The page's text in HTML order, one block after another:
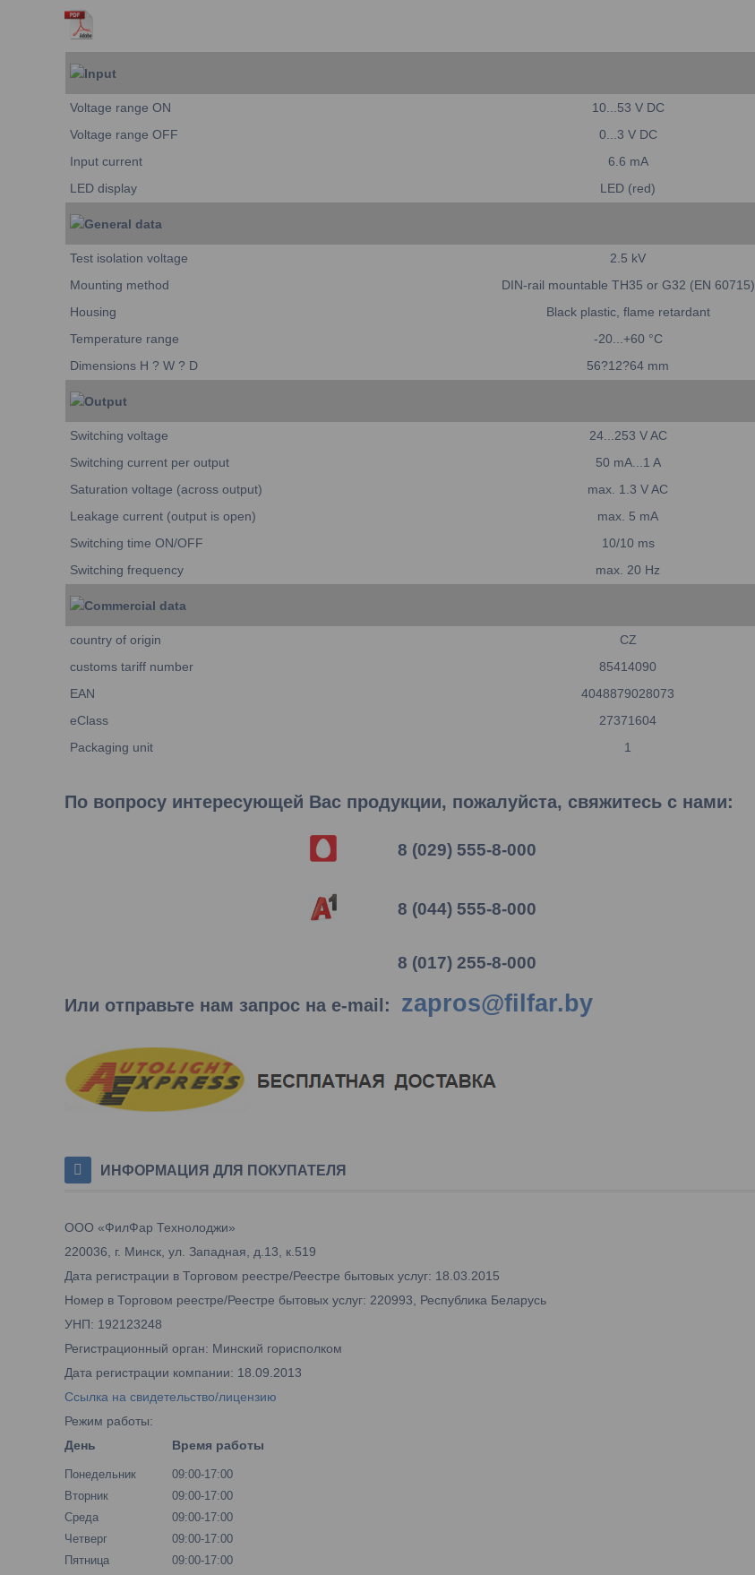
Input
Voltage range ON
10...53 V DC
Voltage range OFF
0...3 V DC
Input current
6.6 mA
LED display
LED (red)
General data
Test isolation voltage
2.5 kV
Mounting method
DIN-rail mountable TH35 or G32 (EN 60715)
Housing
Black plastic, flame retardant
Temperature range
-20...+60 °C
Dimensions H ? W ? D
56?12?64 mm
Output
Switching voltage
24...253 V AC
Switching current per output
50 mA...1 A
Saturation voltage (across output)
max. 1.3 V AC
Leakage current (output is open)
max. 5 mA
Switching time ON/OFF
10/10 ms
Switching frequency
max. 20 Hz
Commercial data
country of origin
CZ
customs tariff number
85414090
EAN
4048879028073
eClass
27371604
Packaging unit
1
По вопросу интересующей Вас продукции, пожалуйста, свяжитесь с нами:
8 (029) 555-8-000
8 (044) 555-8-000
8 (017) 255-8-000
Или отправьте нам запрос на e-mail: zapros@filfar.by
ИНФОРМАЦИЯ ДЛЯ ПОКУПАТЕЛЯ
ООО «ФилФар Технолоджи»
220036, г. Минск, ул. Западная, д.13, к.519
Дата регистрации в Торговом реестре/Реестре бытовых услуг: 18.03.2015
Номер в Торговом реестре/Реестре бытовых услуг: 220993, Республика Беларусь
УНП: 192123248
Регистрационный орган: Минский горисполком
Дата регистрации компании: 18.09.2013
Ссылка на свидетельство/лицензию
Режим работы:
День
Время работы
Понедельник
09:00-17:00
Вторник
09:00-17:00
Среда
09:00-17:00
Четверг
09:00-17:00
Пятница
09:00-17:00